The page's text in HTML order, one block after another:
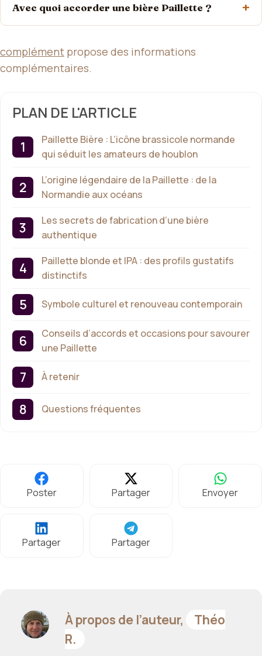
Avec quoi accorder une bière Paillette ?
complément propose des informations
complémentaires.
PLAN DE L'ARTICLE
Paillette Bière : L’icône brassicole normande
qui séduit les amateurs de houblon
L’origine légendaire de la Paillette : de la
Normandie aux océans
Les secrets de fabrication d’une bière
authentique
Paillette blonde et IPA : des profils gustatifs
distinctifs
Symbole culturel et renouveau contemporain
Conseils d’accords et occasions pour savourer
une Paillette
À retenir
Questions fréquentes
Poster Partager Envoyer
Partager Partager
À propos de l’auteur,
Théo
R.